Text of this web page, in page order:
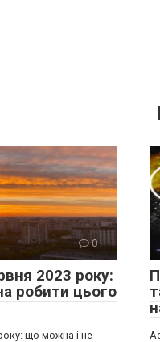
0
2023 року:
робити цього
що можна і не